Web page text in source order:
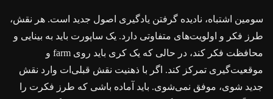
سومین اشتباه، نادیده گرفتن یادگیری اصول جدید است. هر نقش،
طرز فکر و اولویت‌های متفاوتی دارد. یک ساپورت باید به بینایی و
محافظت فکر کند، در حالی که یک کری باید روی farm و
موقعیت‌گیری تمرکز کند. اگر با ذهنیت نقش قبلی‌ات وارد نقش
جدید شوی، موفق نمی‌شوی. باید آماده باشی که طرز فکرت را